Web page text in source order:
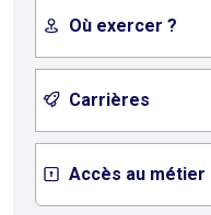
Où exercer ?
Carrières
Accès au métier